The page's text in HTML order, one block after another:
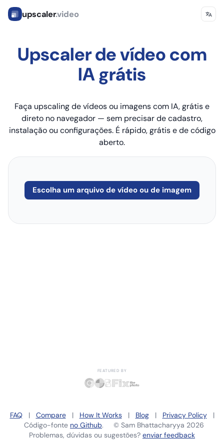
upscaler.video
Upscaler de vídeo com
IA grátis
Faça upscaling de vídeos ou imagens com IA, grátis e
direto no navegador — sem precisar de cadastro,
instalação ou configurações. É rápido, grátis e de código
aberto.
Escolha um arquivo de vídeo ou de imagem
FEATURED BY
FAQ| Compare| How It Works| Blog| Privacy Policy|
Código-fonte no Github. © Sam Bhattacharyya 2026
Problemas, dúvidas ou sugestões? enviar feedback